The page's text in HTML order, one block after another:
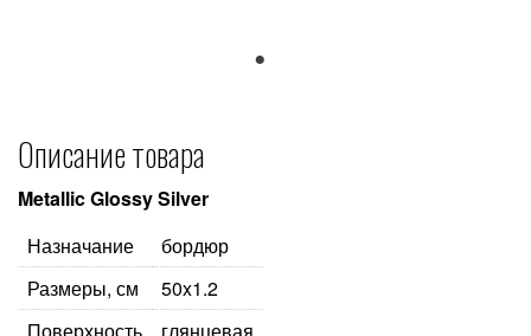
Описание товара
Metallic Glossy Silver
Назначание
бордюр
Размеры, см
50x1.2